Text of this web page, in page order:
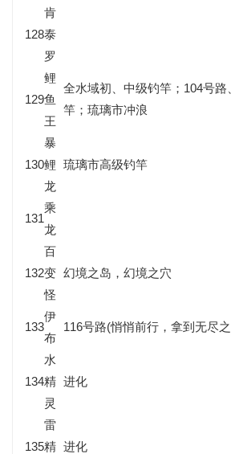
128
肯
泰
罗
129
鲤
鱼
王
全水域初、中级钓竿；104号路
竿；琉璃市冲浪
130
暴
鲤
龙
琉璃市高级钓竿
131
乘
龙
132
百
变
怪
幻境之岛，幻境之穴
133
伊
布
116号路(悄悄前行，拿到无尽
134
水
精
灵
进化
135
雷
精 进化